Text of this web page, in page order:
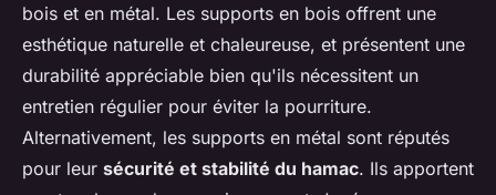
bois et en métal. Les supports en bois offrent une
esthétique naturelle et chaleureuse, et présentent une
durabilité appréciable bien qu'ils nécessitent un
entretien régulier pour éviter la pourriture.
Alternativement, les supports en métal sont réputés
pour leur sécurité et stabilité du hamac. Ils apportent